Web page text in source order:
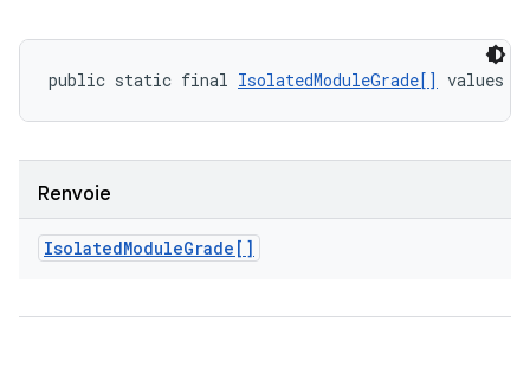
public static final IsolatedModuleGrade[] values
Renvoie
IsolatedModuleGrade[]